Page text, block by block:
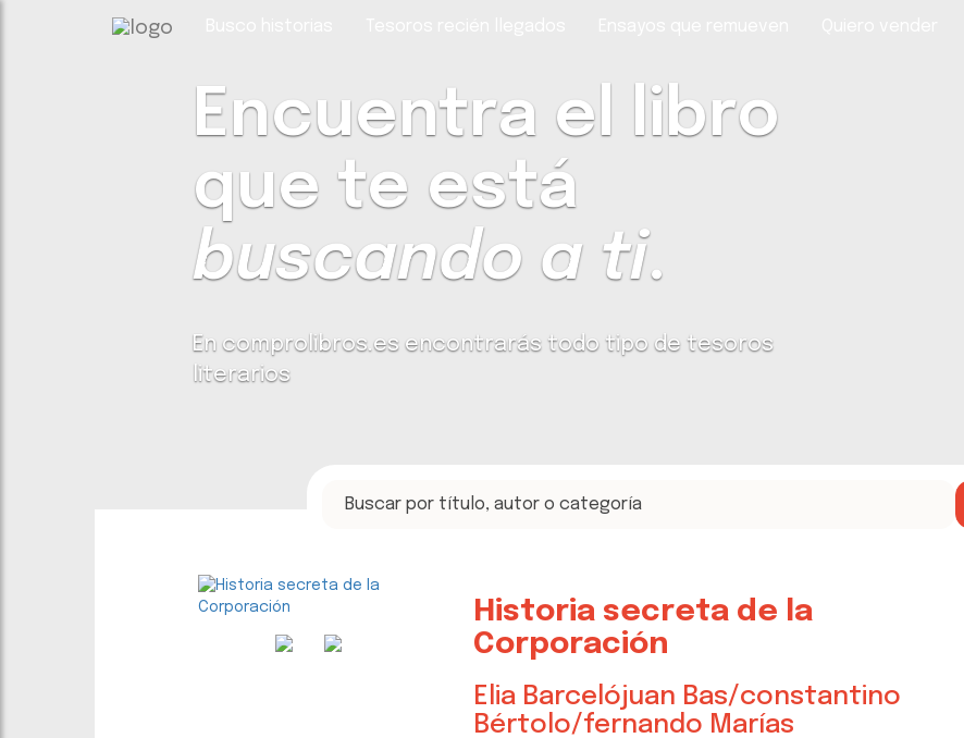
Encuentra el libro
que te está
buscando a ti.
En comprolibros.es encontrarás todo tipo de tesoros
literarios
Historia secreta de la
Corporación
Elia Barcelójuan Bas/constantino
Bértolo/fernando Marías